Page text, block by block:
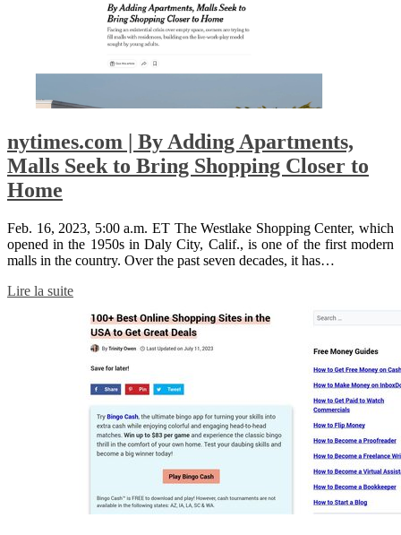
nytimes.com | By Adding Apartments,
Malls Seek to Bring Shopping Closer to
Home
Feb. 16, 2023, 5:00 a.m. ET The Westlake Shopping Center, which
opened in the 1950s in Daly City, Calif., is one of the first modern
malls in the country. Over the past seven decades, it has…
Lire la suite